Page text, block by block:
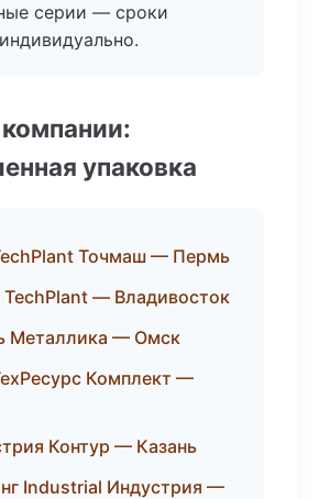
серии — сроки
упаковка
Точмаш — Пермь
— Владивосток
Металлика — Омск
Комплект —
Контур — Казань
Industrial Индустрия —